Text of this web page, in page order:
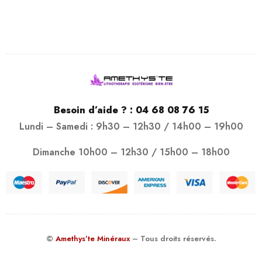
Besoin d’aide ? : 04 68 08 76 15
Lundi – Samedi : 9h30 – 12h30 / 14h00 – 19h00
Dimanche 10h00 – 12h30 / 15h00 – 18h00
© Amethys’te Minéraux – Tous droits réservés.